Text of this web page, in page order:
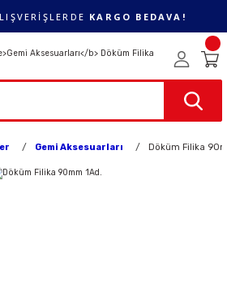
KARGO BEDAVA!
Gemi Aksesuarları Döküm Filika